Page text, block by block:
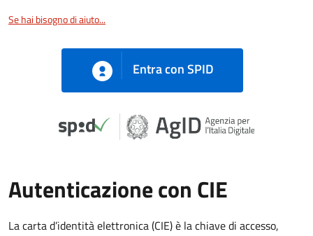
Se hai bisogno di aiuto...
Entra con SPID
Autenticazione con CIE
La carta d’identità elettronica (CIE) è la chiave di accesso,